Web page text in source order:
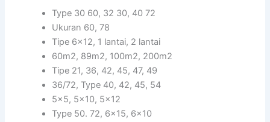
Type 30 60, 32 30, 40 72
Ukuran 60, 78
Tipe 6×12, 1 lantai, 2 lantai
60m2, 89m2, 100m2, 200m2
Tipe 21, 36, 42, 45, 47, 49
36/72, Type 40, 42, 45, 54
5×5, 5×10, 5×12
Type 50. 72, 6×15, 6×10